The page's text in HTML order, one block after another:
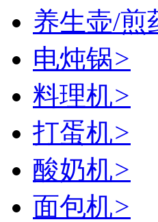
养生壶/煎
电炖锅>
料理机>
打蛋机>
酸奶机>
面包机>